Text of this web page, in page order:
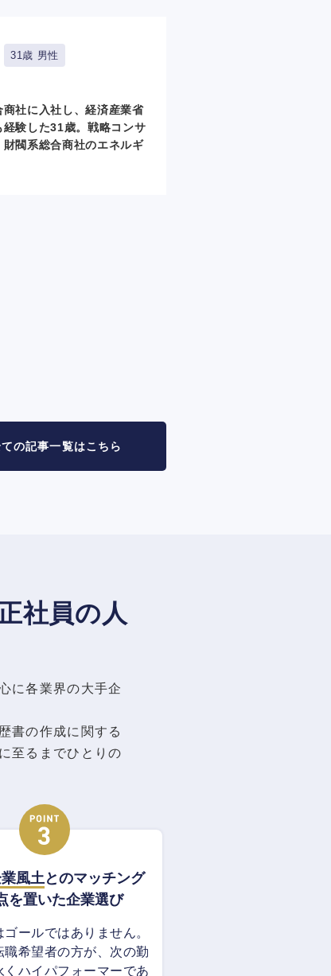
31歳 男性
商社に入社し、経済産業省
経験した31歳。戦略コンサ
財閥系総合商社のエネルギ
の記事一覧はこちら
社員の人
に各業界の大手企
書の作成に関する
至るまでひとりの
風土とのマッチング
を置いた企業選び
ゴールではありません。
職希望者の方が、次の勤
くハイパフォーマーであ